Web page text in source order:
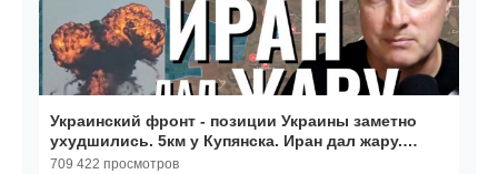
Украинский фронт - позиции Украины заметно
ухудшились. 5км у Купянска. Иран дал жару.
19.03.26
709 422 просмотров